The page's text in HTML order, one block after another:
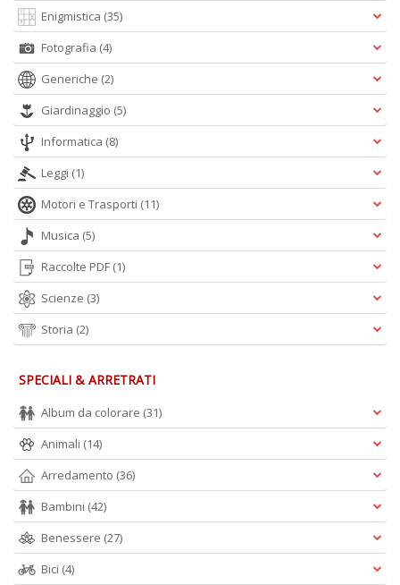
Enigmistica (35)
Fotografia (4)
Generiche (2)
Giardinaggio (5)
Informatica (8)
Leggi (1)
Motori e Trasporti (11)
Musica (5)
Raccolte PDF (1)
Scienze (3)
Storia (2)
SPECIALI & ARRETRATI
Album da colorare (31)
Animali (14)
Arredamento (36)
Bambini (42)
Benessere (27)
Bici (4)